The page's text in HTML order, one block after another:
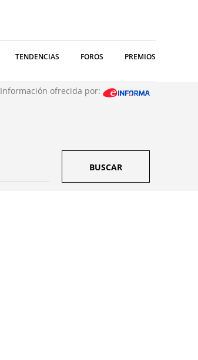
TENDENCIAS FOROS PREMIOS
Información ofrecida por:
BUSCAR